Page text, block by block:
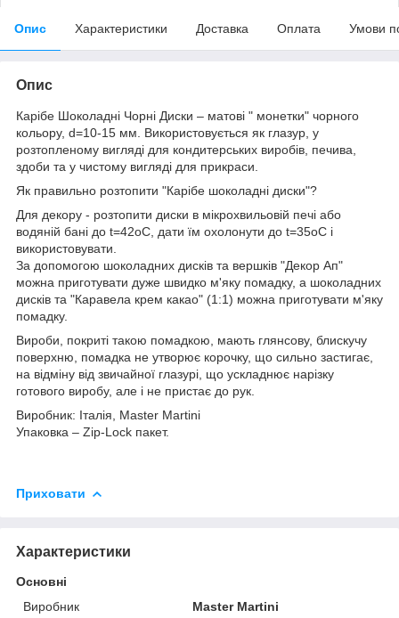
Опис Характеристики Доставка Оплата Умови
Опис
Карібе Шоколадні Чорні Диски – матові " монетки" чорного
кольору, d=10-15 мм. Використовується як глазур, у
розтопленому вигляді для кондитерських виробів, печива,
здоби та у чистому вигляді для прикраси.
Як правильно розтопити "Карібе шоколадні диски"?
Для декору - розтопити диски в мікрохвильовій печі або
водяній бані до t=42оC, дати їм охолонути до t=35оС і
використовувати.
За допомогою шоколадних дисків та вершків "Декор Ап"
можна приготувати дуже швидко м'яку помадку, а шоколадних
дисків та "Каравела крем какао" (1:1) можна приготувати м'яку
помадку.
Вироби, покриті такою помадкою, мають глянсову, блискучу
поверхню, помадка не утворює корочку, що сильно застигає,
на відміну від звичайної глазурі, що ускладнює нарізку
готового виробу, але і не пристає до рук.
Виробник: Італія, Master Martini
Упаковка – Zip-Lock пакет.
Приховати
Характеристики
Основні
Виробник
Master Martini